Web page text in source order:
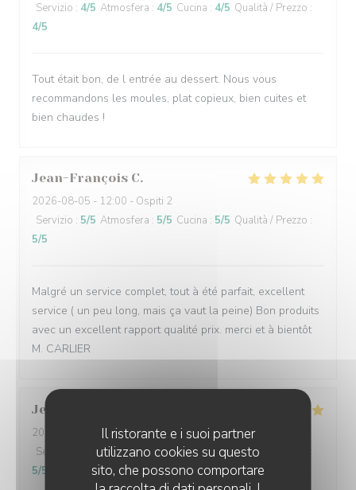
Il ristorante e i suoi partner
utilizzano cookies su questo
sito, che possono comportare
Servizio : 4/5 Atmosfera : 4/5 Cucina : 4/5 Qualità / Prezzo :
4/5
Tout était bon, de l entrée au dessert. Nous vous
recommandons les moules, plat copieux, bien cuites et
bien chaudes !
Jean-François C
2026-08-05 - 12:00 - Ospiti 2
Servizio : 5/5 Atmosfera : 5/5 Cucina : 5/5 Qualità / Prezzo :
5/5
Malgré un service complet, tout à été parfait, excellent
service ( un peu long, mais ça vaut la peine) Bon produits
avec un excellent rapport qualité prix. merci et à bientôt
M. CARLIER
Jean Michel
2026-08-02
- 13:30 - Ospiti 2
Servizio
Atmosfera: 5/5 Cucina: 5/5 Qualità / Prezzo
5/5